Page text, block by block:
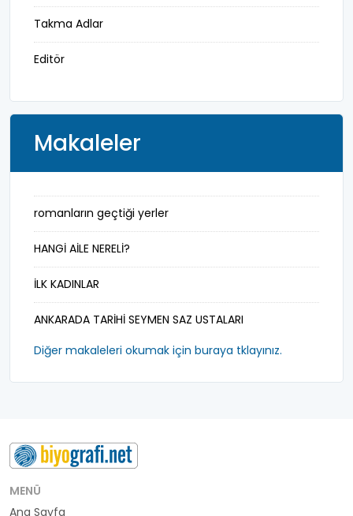
kendi dilinden yaşamöyküsü
kral
mareşal
marka
mimar
müderris
mühendis
müzisyen
padişah-hakan
polis-emniyet
Takma Adlar
Editör
Makaleler
romanların geçtiği yerler
HANGİ AİLE NERELİ?
İLK KADINLAR
ANKARADA TARİHİ SEYMEN SAZ USTALARI
Diğer makaleleri okumak için buraya tklayınız.
MENÜ
Ana Sayfa